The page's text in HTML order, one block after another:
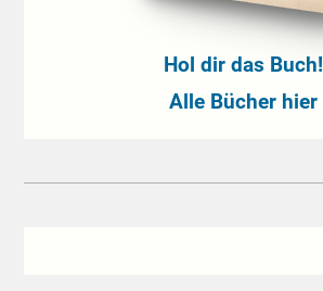
Hol dir das Buch!
Alle Bücher hier